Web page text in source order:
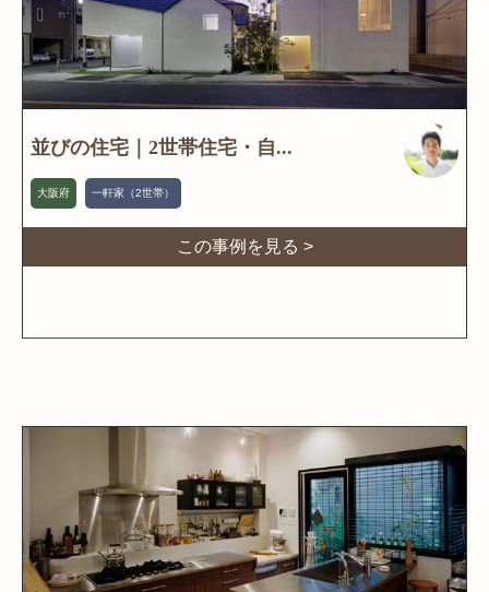
並びの住宅｜2世帯住宅・自...
大阪府 一軒家（2世帯）
この事例を見る >